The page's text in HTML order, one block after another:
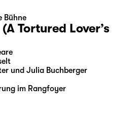
Spielplan wird bis zum 5.
veröffentlicht.
Europe / in englischer